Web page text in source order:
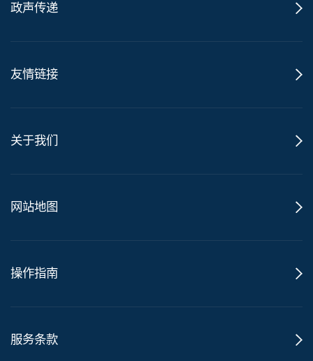
政声传递
友情链接
关于我们
网站地图
操作指南
服务条款